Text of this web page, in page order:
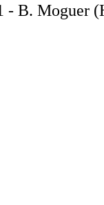
- B. Moguer